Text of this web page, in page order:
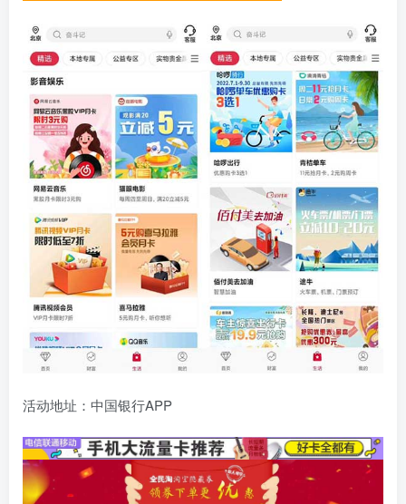
活动地址：中国银行APP